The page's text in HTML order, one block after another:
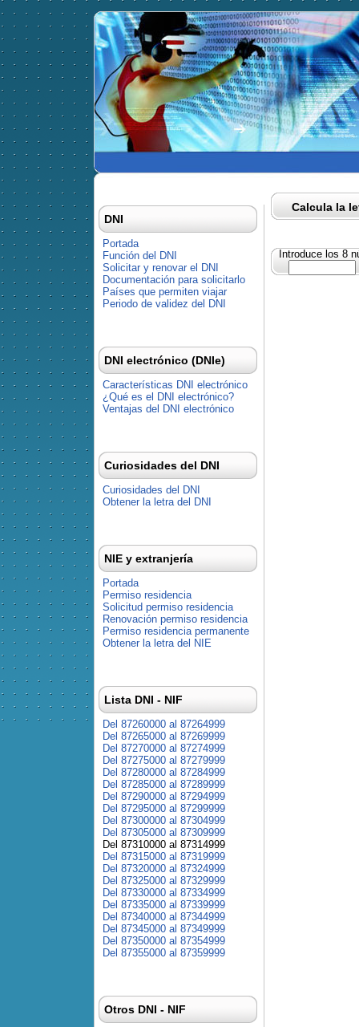
Calcula la
Introduce los 8
DNI
Portada
Función del DNI
Solicitar y renovar el DNI
Documentación para solicitarlo
Países que permiten viajar
Periodo de validez del DNI
DNI electrónico (DNIe)
Características DNI electrónico
¿Qué es el DNI electrónico?
Ventajas del DNI electrónico
Curiosidades del DNI
Curiosidades del DNI
Obtener la letra del DNI
NIE y extranjería
Portada
Permiso residencia
Solicitud permiso residencia
Renovación permiso residencia
Permiso residencia permanente
Obtener la letra del NIE
Lista DNI - NIF
Del 87260000 al 87264999
Del 87265000 al 87269999
Del 87270000 al 87274999
Del 87275000 al 87279999
Del 87280000 al 87284999
Del 87285000 al 87289999
Del 87290000 al 87294999
Del 87295000 al 87299999
Del 87300000 al 87304999
Del 87305000 al 87309999
Del 87310000 al 87314999
Del 87315000 al 87319999
Del 87320000 al 87324999
Del 87325000 al 87329999
Del 87330000 al 87334999
Del 87335000 al 87339999
Del 87340000 al 87344999
Del 87345000 al 87349999
Del 87350000 al 87354999
Del 87355000 al 87359999
Otros DNI - NIF